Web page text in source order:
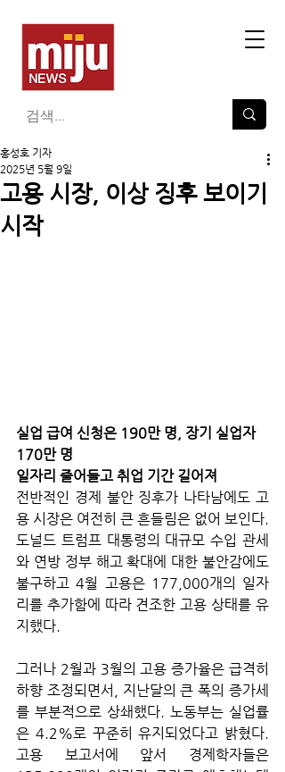
고용 시장, 이상 징후 보이기
시작
홍성호 기자
2025년 5월 9일
실업 급여 신청은 190만 명, 장기 실업자
170만 명
일자리 줄어들고 취업 기간 길어져
전반적인 경제 불안 징후가 나타남에도 고
용 시장은 여전히 큰 흔들림은 없어 보인다.
도널드 트럼프 대통령의 대규모 수입 관세
와 연방 정부 해고 확대에 대한 불안감에도
불구하고 4월 고용은 177,000개의 일자
리를 추가함에 따라 견조한 고용 상태를 유
지했다.
그러나 2월과 3월의 고용 증가율은 급격히
하향 조정되면서, 지난달의 큰 폭의 증가세
를 부분적으로 상쇄했다. 노동부는 실업률
은 4.2%로 꾸준히 유지되었다고 밝혔다.
고용 보고서에 앞서 경제학자들은